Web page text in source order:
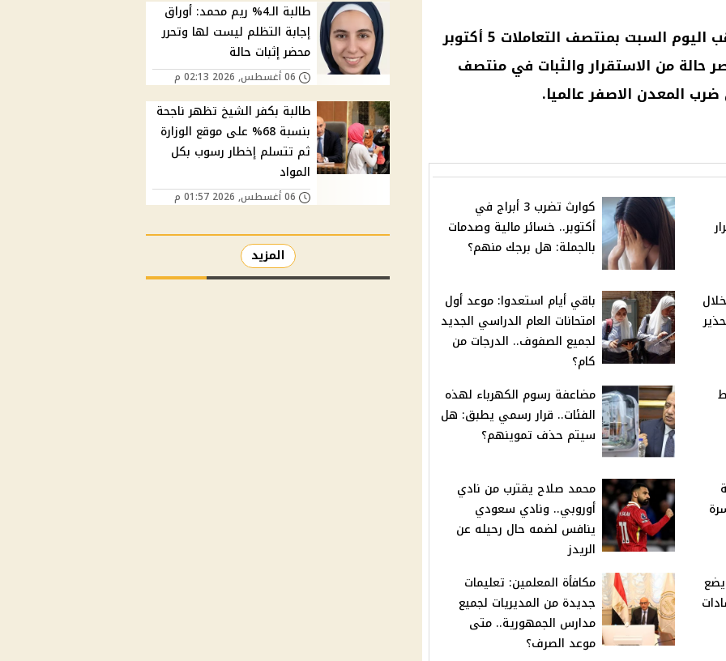
الذهب.. سعر الذهب.. سعر الذهب اليوم السبت بمنتصف التعاملات 5 أكتوبر
حالة من الاستقرار والثبات في منتصف
المعدن الاصفر عالميا.
كوارث تضرب 3 أبراج في
أكتوبر.. خسائر مالية وصدمات
بالجملة: هل برجك منهم؟
باقي أيام استعدوا: موعد أول
امتحانات العام الدراسي الجديد
لجميع الصفوف.. الدرجات من
كام؟
مضاعفة رسوم الكهرباء لهذه
الفئات.. قرار رسمي يطبق: هل
سيتم حذف تموينهم؟
محمد صلاح يقترب من نادي
أوروبي.. ونادي سعودي
ينافس لضمه حال رحيله عن
الريدز
مكافأة المعلمين: تعليمات
جديدة من المديريات لجميع
مدارس الجمهورية.. متى
موعد الصرف؟
طالبة الـ4% ريم محمد: أوراق
إجابة التظلم ليست لها وتحرر
محضر إثبات حالة
06 أغسطس, 2026 02:13 م
طالبة بكفر الشيخ تظهر ناجحة
بنسبة 68% على موقع الوزارة
ثم تتسلم إخطار رسوب بكل
المواد
06 أغسطس, 2026 01:57 م
المزيد